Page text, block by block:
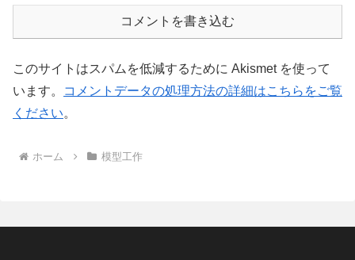
コメントを書き込む
このサイトはスパムを低減するために Akismet を使って
います。
コメントデータの処理方法の詳細はこちらをご覧
ください。
ホーム 模型工作